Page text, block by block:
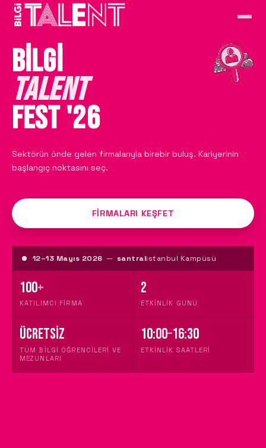
BİLGİ
TALENT
FEST '26
Sektörün önde gelen firmalarıyla birebir buluş. Kariyerinin
başlangıç noktasını seç.
FIRMALARI KEŞFET
12–13 Mayıs 2026 — santralistanbul Kampüsü
100+
KATILIMCI FIRMA
2
ETKINLIK GÜNÜ
ÜCRETSİZ
TÜM BİLGİ ÖĞRENCILERI VE
MEZUNLARI
10:00–16:30
ETKINLIK SAATLERI